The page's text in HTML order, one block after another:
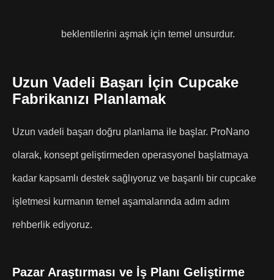
beklentilerini aşmak için temel unsurdur.
Uzun Vadeli Başarı İçin Cupcake
Fabrikanızı Planlamak
Uzun vadeli başarı doğru planlama ile başlar. ProNano
olarak, konsept geliştirmeden operasyonel başlatmaya
kadar kapsamlı destek sağlıyoruz ve başarılı bir cupcake
işletmesi kurmanın temel aşamalarında adım adım
rehberlik ediyoruz.
Pazar Araştırması ve İş Planı Geliştirme